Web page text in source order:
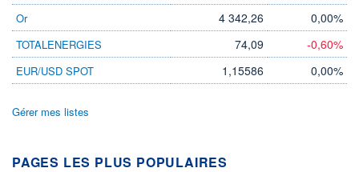
Or 4 342,26 0,00%
TOTALENERGIES 74,09 -0,60%
EUR/USD SPOT 1,15586 0,00%
Gérer mes listes
PAGES LES PLUS POPULAIRES